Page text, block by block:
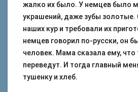
жалко их было. У немцев было
украшений, даже зубы золотые.
наших кур и требовали их
немцев говорил по-русски, он
человек. Мама сказала ему, что
переведут. И тогда главный
тушенку и хлеб.